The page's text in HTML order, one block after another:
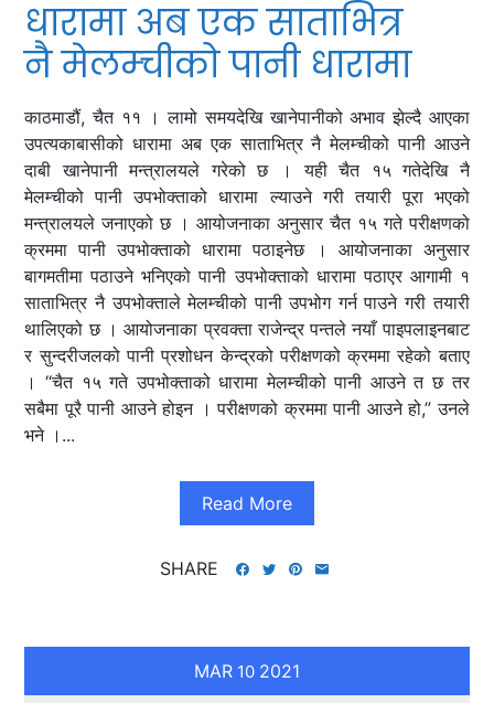
धारामा अब एक साताभित्र
नै मेलम्चीको पानी धारामा
काठमाडौं, चैत ११ । लामो समयदेखि खानेपानीको अभाव झेल्दै आएका
उपत्यकाबासीको धारामा अब एक साताभित्र नै मेलम्चीको पानी आउने
दाबी खानेपानी मन्त्रालयले गरेको छ । यही चैत १५ गतेदेखि नै
मेलम्चीको पानी उपभोक्ताको धारामा ल्याउने गरी तयारी पूरा भएको
मन्त्रालयले जनाएको छ । आयोजनाका अनुसार चैत १५ गते परीक्षणको
क्रममा पानी उपभोक्ताको धारामा पठाइनेछ । आयोजनाका अनुसार
बागमतीमा पठाउने भनिएको पानी उपभोक्ताको धारामा पठाएर आगामी १
साताभित्र नै उपभोक्ताले मेलम्चीको पानी उपभोग गर्न पाउने गरी तयारी
थालिएको छ । आयोजनाका प्रवक्ता राजेन्द्र पन्तले नयाँ पाइपलाइनबाट
र सुन्दरीजलको पानी प्रशोधन केन्द्रको परीक्षणको क्रममा रहेको बताए
। “चैत १५ गते उपभोक्ताको धारामा मेलम्चीको पानी आउने त छ तर
सबैमा पूरै पानी आउने होइन । परीक्षणको क्रममा पानी आउने हो,” उनले
भने ।...
Read More
SHARE
MAR 10 2021